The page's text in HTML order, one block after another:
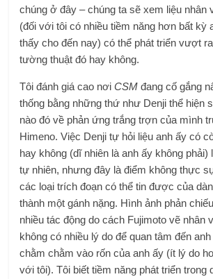
chúng ở đây – chúng ta sẽ xem liệu nhân
(đối với tôi có nhiều tiềm năng hơn bất kỳ
thấy cho đến nay) có thể phát triển vượt
tường thuật đó hay không.
Tôi đánh giá cao nơiCSM đang cố gắng
thống bằng những thứ như Denji thể hiện
nào đó về phản ứng trắng trợn của mình
Himeno. Việc Denji tự hỏi liệu anh ấy có
hay không (dĩ nhiên là anh ấy không phải)
tự nhiên, nhưng đây là điểm không thực
các loại trích đoạn có thể tin được của
thành một gánh nặng. Hình ảnh phản
nhiều tác động do cách Fujimoto vẽ nhân
không có nhiều lý do để quan tâm đến
chằm chằm vào rốn của anh ấy (ít lý do
với tôi). Tôi biết tiềm năng phát triển trong